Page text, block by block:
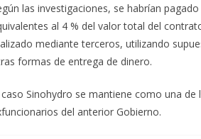
las investigaciones, se habrían
al 4 % del valor total del
mediante terceros, utilizando
formas de entrega de dinero.
caso Sinohydro se mantiene como una
del anterior Gobierno.